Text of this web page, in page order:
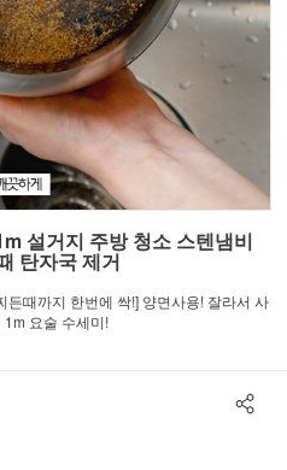
설거지 주방 청소 스텐냄비
탄자국 제거
때까지 한번에 싹!] 양면사용! 잘라서 사
1m 요술 수세미!